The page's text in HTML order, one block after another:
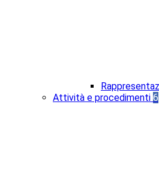
Attività e procedimenti 6